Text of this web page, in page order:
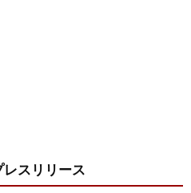
レスリリース